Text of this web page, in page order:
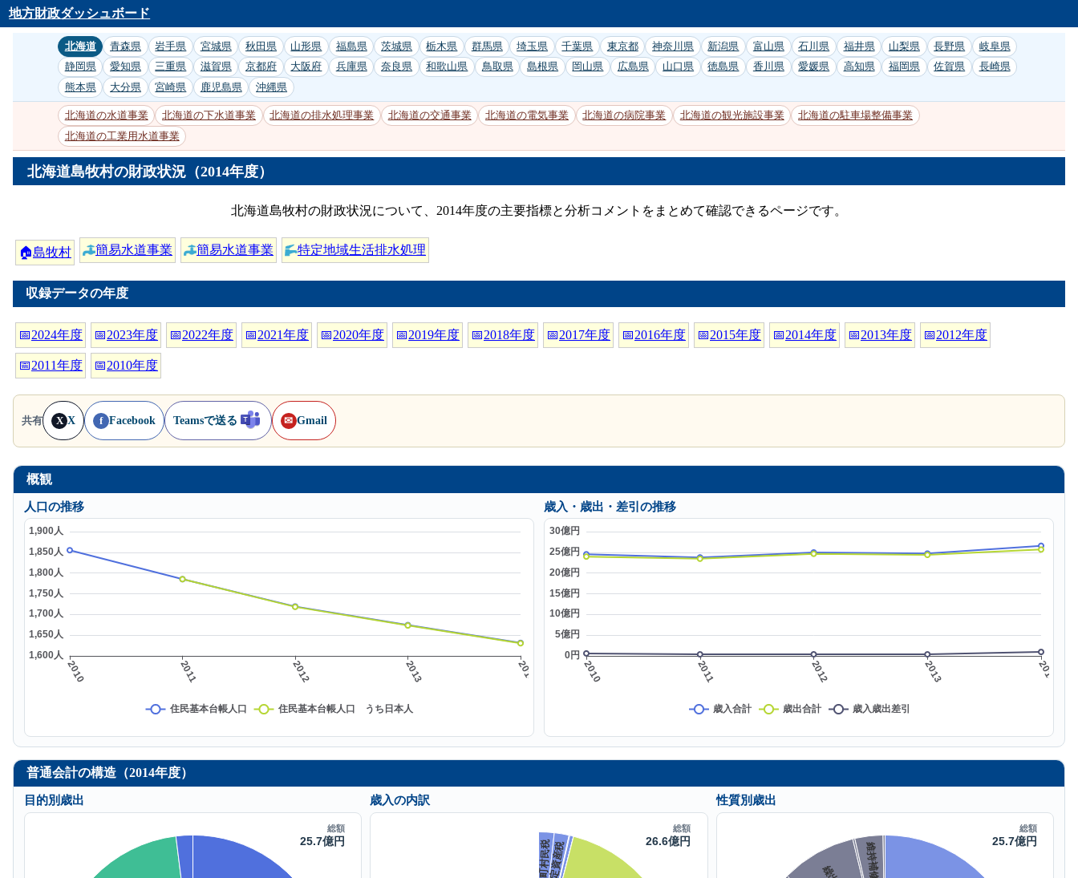
地方財政ダッシュボード
北海道 青森県 岩手県 宮城県 秋田県 山形県 福島県 茨城県 栃木県 群馬県 埼玉県 千葉県 東京都 神奈川県 新潟県 富山県 石川県 福井県 山梨県 長野県
岐阜県
静岡県
愛知県 三重県 滋賀県 京都府 大阪府 兵庫県 奈良県 和歌山県 鳥取県 島根県 岡山県 広島県 山口県 徳島県 香川県 愛媛県 高知県 福岡県 佐賀県
長崎県
熊本県
大分県 宮崎県 鹿児島県 沖縄県
北海道の水道事業 北海道の下水道事業 北海道の排水処理事業 北海道の交通事業 北海道の電気事業 北海道の病院事業 北海道の観光施設事業
北海道の駐車場整備事業
北海道の工業用水道事業
北海道島牧村の財政状況（2014年度）
北海道島牧村の財政状況について、2014年度の主要指標と分析コメントをまとめて確認できるページです。
🏠島牧村 簡易水道事業 簡易水道事業 特定地域生活排水処理
収録データの年度
📅2024年度 📅2023年度 📅2022年度 📅2021年度 📅2020年度 📅2019年度 📅2018年度 📅2017年度 📅2016年度 📅2015年度 📅2014年度 📅2013年度 📅2012年度
📅2011年度 📅2010年度
共有 X X f Facebook Teamsで送る ✉ Gmail
概観
人口の推移
歳入・歳出・差引の推移
普通会計の構造（2014年度）
目的別歳出
歳入の内訳 性質別歳出